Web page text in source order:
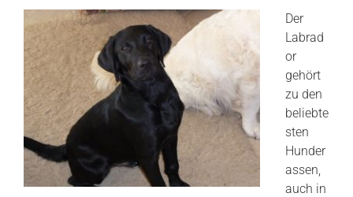
Der
Labrad
or
gehört
zu den
beliebte
sten
Hunder
assen,
auch in